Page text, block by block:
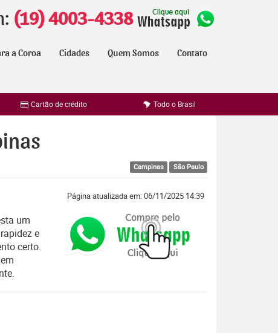
(19) 4003-4338
a Coroa Cidades Quem Somos Contato
Cartão de crédito Todo o Brasil
Campinas São Paulo
Página atualizada em: 06/11/2025 14:39
um
e
certo.